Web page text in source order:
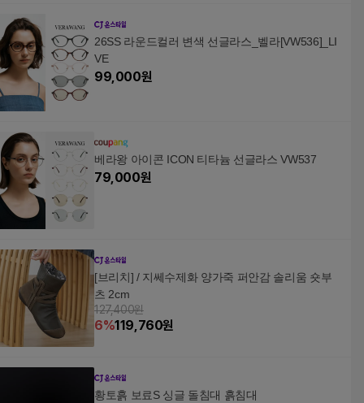
26SS 라운드컬러 변색 선글라스_벨라[VW536]_LI
VE
99,000원
베라왕 아이콘 ICON 티타늄 선글라스 VW537
79,000원
[브리치] / 지쎄수제화 양가죽 퍼안감 솔리움 숏부
츠 2cm
127,400원
6%119,760원
황토흙 보료S 싱글 돌침대 흙침대